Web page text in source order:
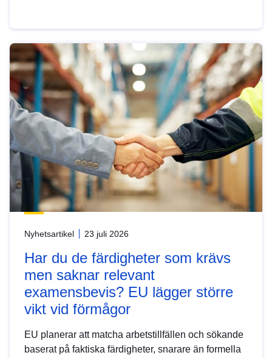
Nyhetsartikel 23 juli 2026
Har du de färdigheter som krävs
men saknar relevant
examensbevis? EU lägger större
vikt vid förmågor
EU planerar att matcha arbetstillfällen och sökande
baserat på faktiska färdigheter, snarare än formella